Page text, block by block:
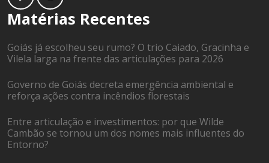
Matérias Recentes
Goiás já escolheu seu rumo? O trio Caiado, Gracinha e
Vilela larga na frente das articulações para 2026
Governo de Goiás decreta emergência ambiental e
reforça ações contra incêndios florestais
Entre articulação e investimentos: por que Wilde
Cambão se tornou um dos nomes mais influentes do
Entorno?